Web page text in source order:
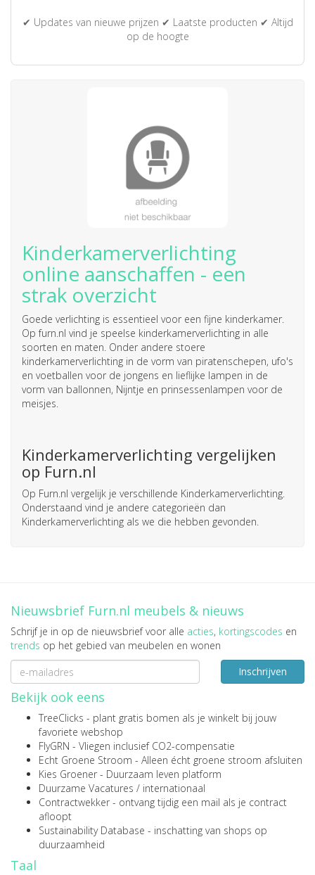
✔ Updates van nieuwe prijzen ✔ Laatste producten ✔ Altijd
op de hoogte
Kinderkamerverlichting
online aanschaffen - een
strak overzicht
Goede verlichting is essentieel voor een fijne kinderkamer.
Op furn.nl vind je speelse kinderkamerverlichting in alle
soorten en maten. Onder andere stoere
kinderkamerverlichting in de vorm van piratenschepen, ufo's
en voetballen voor de jongens en lieflijke lampen in de
vorm van ballonnen, Nijntje en prinsessenlampen voor de
meisjes.
Kinderkamerverlichting vergelijken
op Furn.nl
Op Furn.nl vergelijk je verschillende Kinderkamerverlichting.
Onderstaand vind je andere categorieën dan
Kinderkamerverlichting als we die hebben gevonden.
Nieuwsbrief Furn.nl meubels & nieuws
Schrijf je in op de nieuwsbrief voor alle acties, kortingscodes en
trends op het gebied van meubelen en wonen
Inschrijven
Bekijk ook eens
TreeClicks - plant gratis bomen als je winkelt bij jouw
favoriete webshop
FlyGRN - Vliegen inclusief CO2-compensatie
Echt Groene Stroom - Alleen écht groene stroom afsluiten
Kies Groener - Duurzaam leven platform
Duurzame Vacatures / internationaal
Contractwekker - ontvang tijdig een mail als je contract
afloopt
Sustainability Database - inschatting van shops op
duurzaamheid
Taal